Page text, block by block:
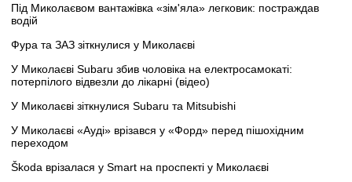
Під Миколаєвом вантажівка «зім'яла» легковик: постраждав
водій
Фура та ЗАЗ зіткнулися у Миколаєві
У Миколаєві Subaru збив чоловіка на електросамокаті:
потерпілого відвезли до лікарні (відео)
У Миколаєві зіткнулися Subaru та Mitsubishi
У Миколаєві «Ауді» врізався у «Форд» перед пішохідним
переходом
Škoda врізалася у Smart на проспекті у Миколаєві